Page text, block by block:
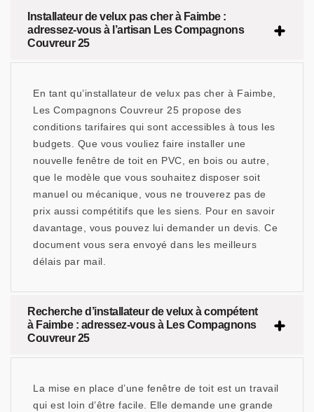
Installateur de velux pas cher à Faimbe :
adressez-vous à l’artisan Les Compagnons
Couvreur 25
En tant qu’installateur de velux pas cher à Faimbe,
Les Compagnons Couvreur 25 propose des
conditions tarifaires qui sont accessibles à tous les
budgets. Que vous vouliez faire installer une
nouvelle fenêtre de toit en PVC, en bois ou autre,
que le modèle que vous souhaitez disposer soit
manuel ou mécanique, vous ne trouverez pas de
prix aussi compétitifs que les siens. Pour en savoir
davantage, vous pouvez lui demander un devis. Ce
document vous sera envoyé dans les meilleurs
délais par mail.
Recherche d’installateur de velux à compétent
à Faimbe : adressez-vous à Les Compagnons
Couvreur 25
La mise en place d’une fenêtre de toit est un travail
qui est loin d’être facile. Elle demande une grande